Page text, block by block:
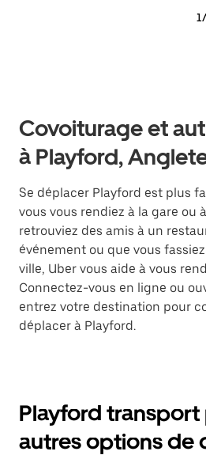
Covoiturage et
à Playford,
Se déplacer Playford est plus
vous vous rendiez à la gare ou
retrouviez des amis à un
événement ou que vous
ville, Uber vous aide à vous
Connectez-vous en ligne ou
entrez votre destination pour
déplacer à Playford.
Playford transport
autres options de